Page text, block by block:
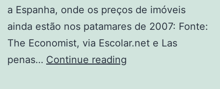
a Espanha, onde os preços de imóveis
ainda estão nos patamares de 2007: Fonte:
The Economist, via Escolar.net e Las
penas… Continue reading